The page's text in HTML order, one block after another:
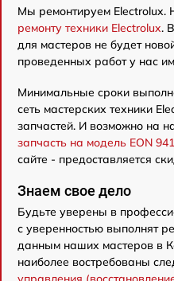
Мы ремонтируем Electrolux.
ремонту техники Electrolux.
для мастеров не будет
проведенных работ у нас
Минимальные сроки
сеть мастерских техники
запчастей. И возможно на
запчасть на модель EON
сайте - предоставляется
Знаем свое дело
Будьте уверены в
с уверенностью выполнят
данным наших мастеров в
наиболее востребованы